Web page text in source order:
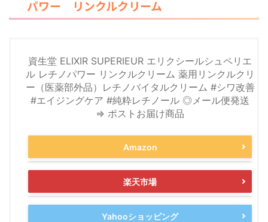
パワー リンクルクリーム
資生堂 ELIXIR SUPERIEUR エリクシールシュペリエ
ル レチノパワー リンクルクリーム 薬用リンクルクリ
ー（医薬部外品）レチノバイタルクリーム #シワ改善
#エイジングケア #純粋レチノール ◎メール便発送
⇒ ポストお届け商品
Amazon
楽天市場
Yahooショッピング